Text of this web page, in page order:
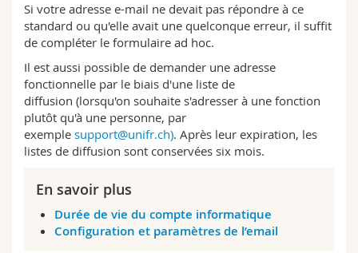
Sciences et médecine
Collaborateurs
Webmail
Programme des cours
MyUnifr
Si votre adresse e-mail ne devait pas répondre à ce
standard ou qu'elle avait une quelconque erreur, il suffit
de compléter le formulaire ad hoc.
Il est aussi possible de demander une adresse
fonctionnelle par le biais d'une liste de
diffusion (lorsqu'on souhaite s'adresser à une fonction
plutôt qu'à une personne, par
exemple support@unifr.ch). Après leur expiration, les
listes de diffusion sont conservées six mois.
En savoir plus
Durée de vie du compte informatique
Configuration et paramètres de l’email